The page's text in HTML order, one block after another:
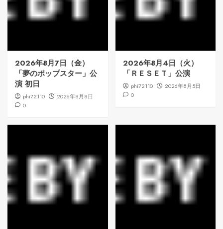
2026年8月7日（金）
「夢のポップスター」公
演 初日
phi72110
2026年8月8日
0
2026年8月4日（火）
「ＲＥＳＥＴ」公演
phi72110
2026年8月5日
0